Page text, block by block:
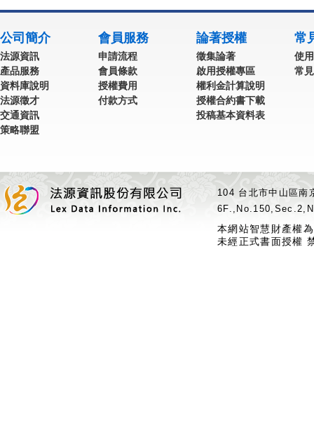
公司簡介
法源資訊
產品服務
資料庫說明
法源徵才
交通資訊
策略聯盟
會員服務
申請流程
會員條款
授權費用
付款方式
論著授權
徵集論著
啟用授權專區
權利金計算說明
授權合約書下載
投稿基本資料表
常
使
常
104 台北市中山區
本網站智慧財產權
未經正式書面授權